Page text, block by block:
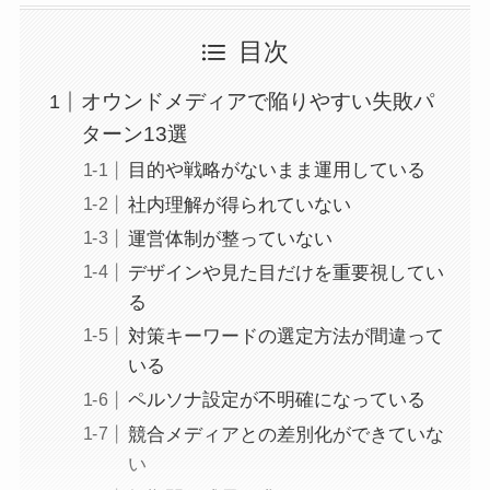
目次
オウンドメディアで陥りやすい失敗パ
ターン13選
目的や戦略がないまま運用している
社内理解が得られていない
運営体制が整っていない
デザインや見た目だけを重要視してい
る
対策キーワードの選定方法が間違って
いる
ペルソナ設定が不明確になっている
競合メディアとの差別化ができていな
い